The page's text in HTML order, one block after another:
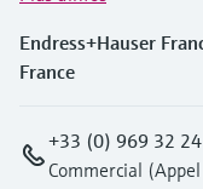
Endress+Hauser
France
+33 (0) 969 32
Commercial